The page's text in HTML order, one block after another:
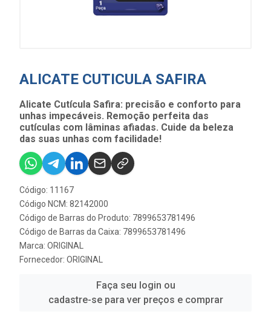
ALICATE CUTICULA SAFIRA
Alicate Cutícula Safira: precisão e conforto para
unhas impecáveis. Remoção perfeita das
cutículas com lâminas afiadas. Cuide da beleza
das suas unhas com facilidade!
Código: 11167
Código NCM: 82142000
Código de Barras do Produto: 7899653781496
Código de Barras da Caixa: 7899653781496
Marca: ORIGINAL
Fornecedor: ORIGINAL
Faça seu login ou
cadastre-se para ver preços e comprar